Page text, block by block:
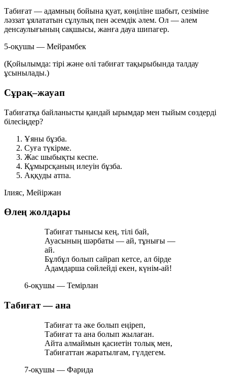
Табиғат — адамның бойына қуат, көңіліне шабыт, сезіміне
ләззат ұялататын сұлулық пен әсемдік әлем. Ол — әлем
денсаулығының сақшысы, жанға дауа шипагер.
5-оқушы — Мейрамбек
(Қойылымда: тірі және өлі табиғат тақырыбында талдау
ұсынылады.)
Сұрақ–жауап
Табиғатқа байланысты қандай ырымдар мен тыйым сөздерді
білесіңдер?
Ұяны бұзба.
Суға түкірме.
Жас шыбықты кеспе.
Құмырсқаның илеуін бұзба.
Аққуды атпа.
Ілияс, Мейіржан
Өлең жолдары
Табиғат тынысы кең, тілі бай,
Ауасының шәрбаты — ай, тұнығы —
ай.
Бұлбұл болып сайрап кетсе, ал бірде
Адамдарша сөйлейді екен, күнім-ай!
6-оқушы — Темірлан
Табиғат — ана
Табиғат та әке болып еңіреп,
Табиғат та ана болып жылаған.
Айта алмаймын қасиетін толық мен,
Табиғаттан жаратылғам, гүлдегем.
7-оқушы — Фарида